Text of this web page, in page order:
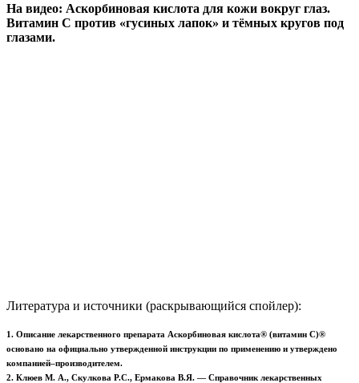
На видео: Аскорбиновая кислота для кожи вокруг глаз.
Витамин С против «гусиных лапок» и тёмных кругов под
глазами.
Литература и источники (раскрывающийся спойлер):
1. Описание лекарственного препарата Аскорбиновая кислота® (витамин С)®
основано на официально утвержденной инструкции по применению и утверждено
компанией–производителем.
2. Клюев М. А., Скулкова Р.С., Ермакова В.Я. — Справочник лекарственных